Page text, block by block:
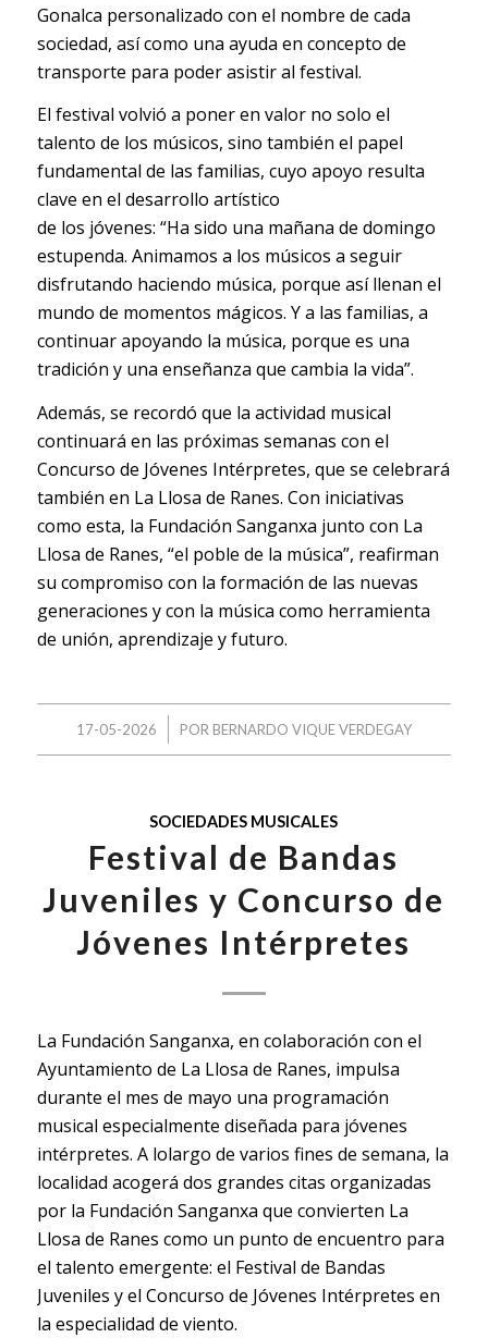
Gonalca personalizado con el nombre de cada
sociedad, así como una ayuda en concepto de
transporte para poder asistir al festival.
El festival volvió a poner en valor no solo el
talento de los músicos, sino también el papel
fundamental de las familias, cuyo apoyo resulta
clave en el desarrollo artístico
de los jóvenes: “Ha sido una mañana de domingo
estupenda. Animamos a los músicos a seguir
disfrutando haciendo música, porque así llenan el
mundo de momentos mágicos. Y a las familias, a
continuar apoyando la música, porque es una
tradición y una enseñanza que cambia la vida”.
Además, se recordó que la actividad musical
continuará en las próximas semanas con el
Concurso de Jóvenes Intérpretes, que se celebrará
también en La Llosa de Ranes. Con iniciativas
como esta, la Fundación Sanganxa junto con La
Llosa de Ranes, “el poble de la música”, reafirman
su compromiso con la formación de las nuevas
generaciones y con la música como herramienta
de unión, aprendizaje y futuro.
17-05-2026
/ POR BERNARDO VIQUE VERDEGAY
SOCIEDADES MUSICALES
Festival de Bandas
Juveniles y Concurso de
Jóvenes Intérpretes
La Fundación Sanganxa, en colaboración con el
Ayuntamiento de La Llosa de Ranes, impulsa
durante el mes de mayo una programación
musical especialmente diseñada para jóvenes
intérpretes. A lolargo de varios fines de semana, la
localidad acogerá dos grandes citas organizadas
por la Fundación Sanganxa que convierten La
Llosa de Ranes como un punto de encuentro para
el talento emergente: el Festival de Bandas
Juveniles y el Concurso de Jóvenes Intérpretes en
la especialidad de viento.